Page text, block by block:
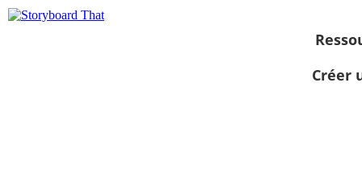
Créer